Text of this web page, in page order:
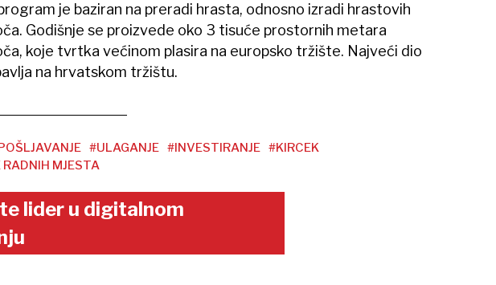
je baziran na preradi hrasta, odnosno izradi hrastovih
Godišnje se proizvede oko 3 tisuće prostornih metara
koje tvrtka većinom plasira na europsko tržište. Najveći dio
na hrvatskom tržištu.
#ULAGANJE #INVESTIRANJE #KIRCEK
MJESTA
lider u digitalnom